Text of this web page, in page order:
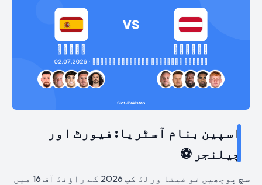
اسپین بنام آسٹریا: فیورٹ اور
چیلنجر ⚽
سچ پوچھیں تو فیفا ورلڈ کپ 2026 کے راؤنڈ آف 16 میں